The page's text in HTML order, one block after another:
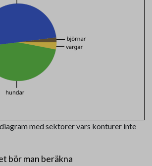
med sektorer vars konturer inte
bör man beräkna